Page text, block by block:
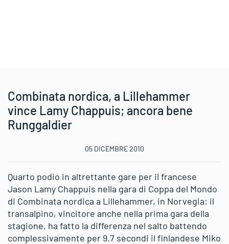
Combinata nordica, a Lillehammer
vince Lamy Chappuis; ancora bene
Runggaldier
05 DICEMBRE 2010
Quarto podio in altrettante gare per il francese
Jason Lamy Chappuis nella gara di Coppa del Mondo
di Combinata nordica a Lillehammer, in Norvegia: il
transalpino, vincitore anche nella prima gara della
stagione, ha fatto la differenza nel salto battendo
complessivamente per 9.7 secondi il finlandese Miko